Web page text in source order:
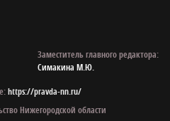
Заместитель главного редактора:
Симакина М.Ю.
https://pravda-nn.ru/
Нижегородской области